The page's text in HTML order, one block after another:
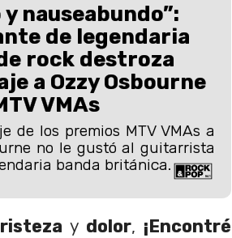
nauseabundo”:
de legendaria
rock destroza
a Ozzy Osbourne
VMAs
de los premios MTV VMAs a
no le gustó al guitarrista
banda británica.
y dolor, ¡Encontré